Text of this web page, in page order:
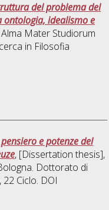
del problema del
ontologia, idealismo e
Mater Studiorum
in Filosofia
e potenze del
, [Dissertation thesis],
Dottorato di
, 22 Ciclo. DOI